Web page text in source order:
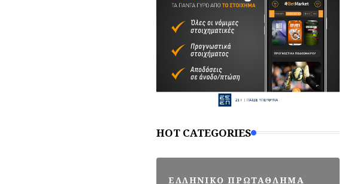
HOT CATEGORIES
ΕΛΛΗΝΙΚΟ ΠΡΩΤΑΘΛΗΜΑ